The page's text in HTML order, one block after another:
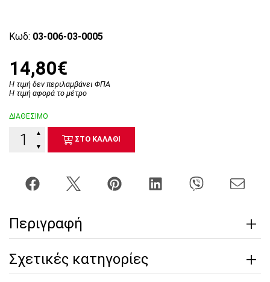
Κωδ: 03-006-03-0005
14,80€
Η τιμή δεν περιλαμβάνει ΦΠΑ
Η τιμή αφορά το μέτρο
ΔΙΑΘΕΣΙΜΟ
▼
▲
ΣΤΟ ΚΑΛΑΘΙ
Περιγραφή
Σχετικές κατηγορίες